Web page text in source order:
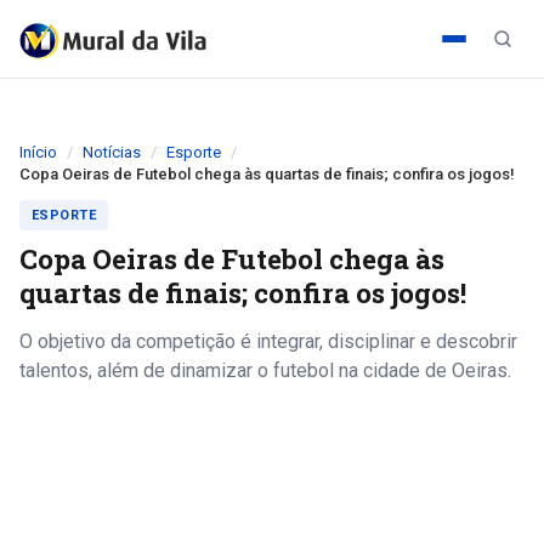
Início Notícias
Esporte
Copa Oeiras de Futebol chega às quartas de finais; confira os jogos!
ESPORTE
Copa Oeiras de Futebol chega às
quartas de finais; confira os jogos!
O objetivo da competição é integrar, disciplinar e descobrir
talentos, além de dinamizar o futebol na cidade de Oeiras.